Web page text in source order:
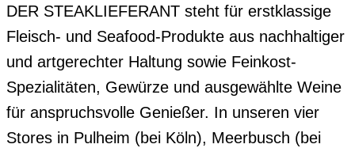
DER STEAKLIEFERANT steht für erstklassige
Fleisch- und Seafood-Produkte aus nachhaltiger
und artgerechter Haltung sowie Feinkost-
Spezialitäten, Gewürze und ausgewählte Weine
für anspruchsvolle Genießer. In unseren vier
Stores in Pulheim (bei Köln), Meerbusch (bei